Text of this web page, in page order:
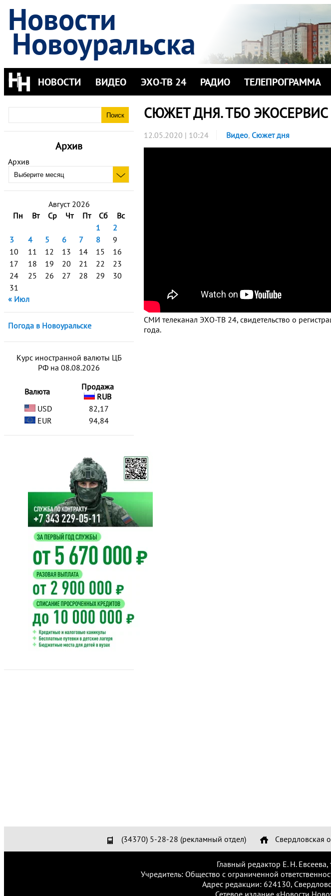
Новости
Новоуральска
НОВОСТИ ВИДЕО ЭХО-ТВ 24 РАДИО ТЕЛЕПРОГРАММА
Архив
Архив
Август 2026
Пн
Вт Ср Чт Пт Сб
Вс
1
2
3
4 5 6 7 8
9
10
11 12 13 14 15
16
17
18 19 20 21 22
23
24
25 26 27 28 29
30
31
« Июл
Погода в Новоуральске
Курс иностранной валюты ЦБ
РФ на 08.08.2026
Валюта
Продажа
RUB
USD
82,17
EUR
94,84
СЮЖЕТ ДНЯ. ТБО ЭКОСЕРВИС
12.05.2020 | 10:24 Видео, Сюжет дня
СМИ телеканал ЭХО-ТВ 24, свидетельство о
года.
(34370) 5-28-28 (рекламный отдел) Свердловская
Главный редактор Е. Н.
Учредитель: Общество с ограниченной
Адрес редакции: 624130,